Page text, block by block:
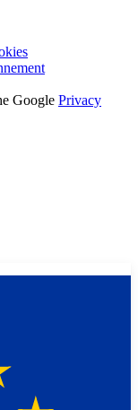
Google Privacy